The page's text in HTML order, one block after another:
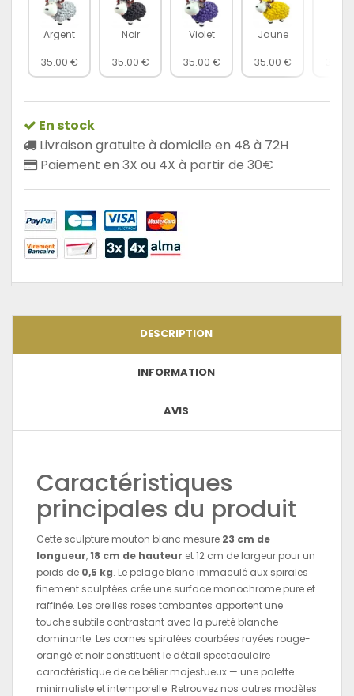
Argent
35.00 €
Noir
35.00 €
Violet
35.00 €
Jaune
35.00 €
En stock
Livraison gratuite à domicile en 48 à 72H
Paiement en 3X ou 4X à partir de 30€
DESCRIPTION
INFORMATION
AVIS
Caractéristiques
principales du produit
Cette sculpture mouton blanc mesure 23 cm de
longueur,18 cm de hauteur et 12 cm de largeur pour un
poids de 0,5 kg. Le pelage blanc immaculé aux spirales
finement sculptées crée une surface monochrome pure et
raffinée. Les oreilles roses tombantes apportent une
touche subtile contrastant avec la pureté blanche
dominante. Les cornes spiralées courbées rayées rouge-
orangé et noir constituent le détail spectaculaire
caractéristique de ce bélier majestueux — une palette
minimaliste et intemporelle. Retrouvez nos autres modèles